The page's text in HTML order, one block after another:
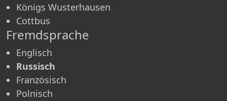
Königs Wuster­hausen
Cottbus
Fremdsprache
Englisch
Russisch
Französisch
Polnisch